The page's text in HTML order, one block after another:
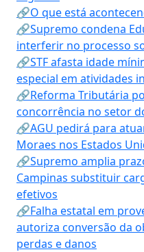
🔗O que está
🔗Supremo condena
interferir no processo
🔗STF afasta idade
especial em atividades
🔗Reforma Tributária
concorrência no setor
🔗AGU pedirá para
Moraes nos Estados
🔗Supremo amplia
Campinas substituir
efetivos
🔗Falha estatal em
autoriza conversão da
perdas e danos